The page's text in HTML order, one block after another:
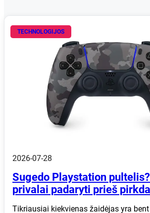
TECHNOLOGIJOS
2026-07-28
Sugedo Playstation
privalai padaryti prieš
Tikriausiai kiekvienas žaidėjas yra